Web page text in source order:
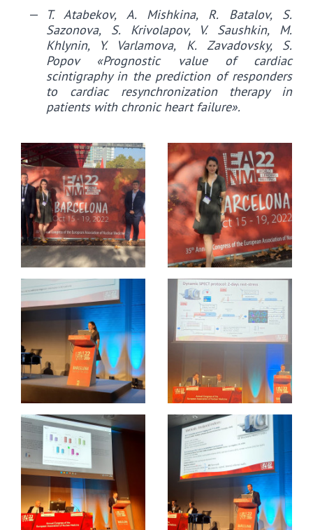
T. Atabekov, A. Mishkina, R. Batalov, S.
Sazonova, S. Krivolapov, V. Saushkin, M.
Khlynin, Y. Varlamova, K. Zavadovsky, S.
Popov «Prognostic value of cardiac
scintigraphy in the prediction of responders
to cardiac resynchronization therapy in
patients with chronic heart failure».